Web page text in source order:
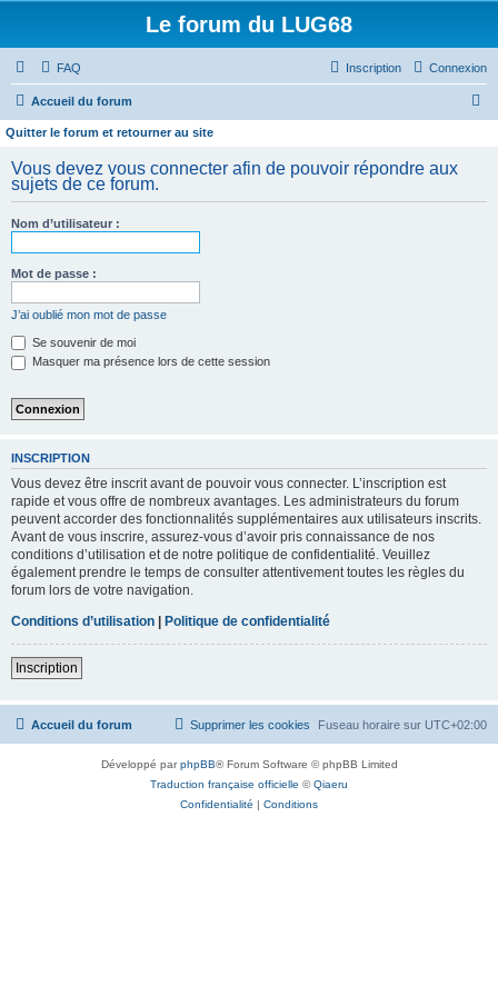
Le forum du LUG68
FAQ Connexion
Inscription
Accueil du forum
e
Quitter le forum et retourner au site
Vous devez vous connecter afin de pouvoir répondre aux
sujets de ce forum.
Nom d’utilisateur :
Mot de passe :
J’ai oublié mon mot de passe
Se souvenir de moi
Masquer ma présence lors de cette session
INSCRIPTION
Vous devez être inscrit avant de pouvoir vous connecter. L’inscription est
rapide et vous offre de nombreux avantages. Les administrateurs du forum
peuvent accorder des fonctionnalités supplémentaires aux utilisateurs inscrits.
Avant de vous inscrire, assurez-vous d’avoir pris connaissance de nos
conditions d’utilisation et de notre politique de confidentialité. Veuillez
également prendre le temps de consulter attentivement toutes les règles du
forum lors de votre navigation.
Conditions d’utilisation
Politique de confidentialité
Inscription
Accueil du forum Fuseau horaire sur UTC+02:00
Supprimer les cookies
Développé parphpBB® Forum Software © phpBB Limited
Traduction française officielle ©Qiaeru
Confidentialité | Conditions